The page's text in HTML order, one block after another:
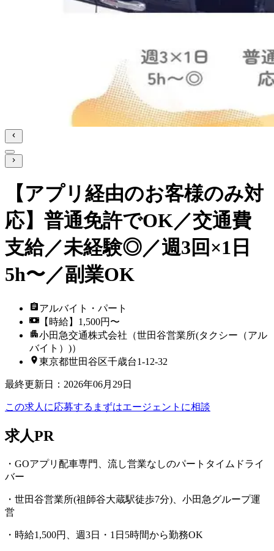
【アプリ経由のお客様のみ対
応】普通免許でOK／交通費
支給／未経験◎／週3回×1日
5h〜／副業OK
アルバイト・パート
【時給】1,500円〜
小田急交通株式会社（世田谷営業所(タクシー（アル
バイト）)）
東京都世田谷区千歳台1-12-32
最終更新日 ： 2026年06月29日
この求人に応募する まずはエージェントに相談
求人PR
・GOアプリ配車専門、流し営業なしのパートタイムドライ
バー
・世田谷営業所(祖師谷大蔵駅徒歩7分)、小田急グループ運
営
・時給1,500円、週3日・1日5時間から勤務OK